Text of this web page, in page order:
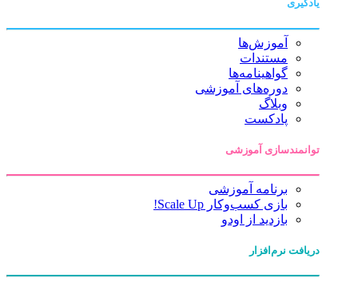
یادگیری
آموزش‌ها
مستندات
گواهینامه‌ها
دوره‌های آموزشی
وبلاگ
پادکست
توانمندسازی آموزشی
برنامه آموزشی
بازی کسب‌وکار Scale Up!
بازدید از اودو
دریافت نرم‌افزار